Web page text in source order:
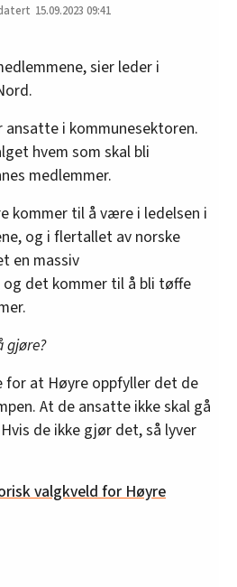
15.09.2023 09:41
sier leder i
i kommunesektoren.
hvem som skal bli
medlemmer.
kommer til å være i ledelsen i
og i flertallet av norske
en massiv
det kommer til å bli tøffe
gjøre?
for at Høyre oppfyller det de
At de ansatte ikke skal gå
de ikke gjør det, så lyver
valgkveld for Høyre